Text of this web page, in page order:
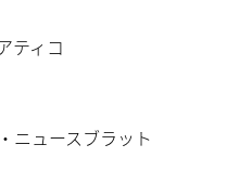
ティコ
ニュースブラット